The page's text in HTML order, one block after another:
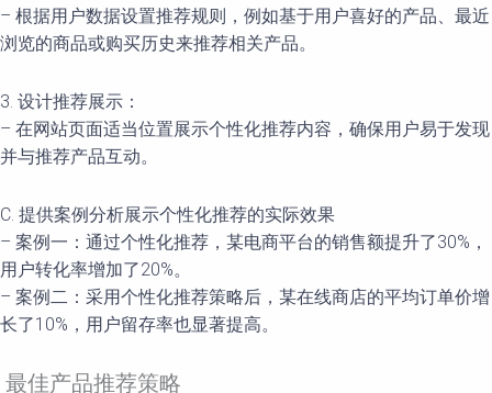
– 根据用户数据设置推荐规则，例如基于用户喜好的产品、最近
浏览的商品或购买历史来推荐相关产品。
3. 设计推荐展示：
– 在网站页面适当位置展示个性化推荐内容，确保用户易于发现
并与推荐产品互动。
C. 提供案例分析展示个性化推荐的实际效果
– 案例一：通过个性化推荐，某电商平台的销售额提升了30%，
用户转化率增加了20%。
– 案例二：采用个性化推荐策略后，某在线商店的平均订单价增
长了10%，用户留存率也显著提高。
最佳产品推荐策略